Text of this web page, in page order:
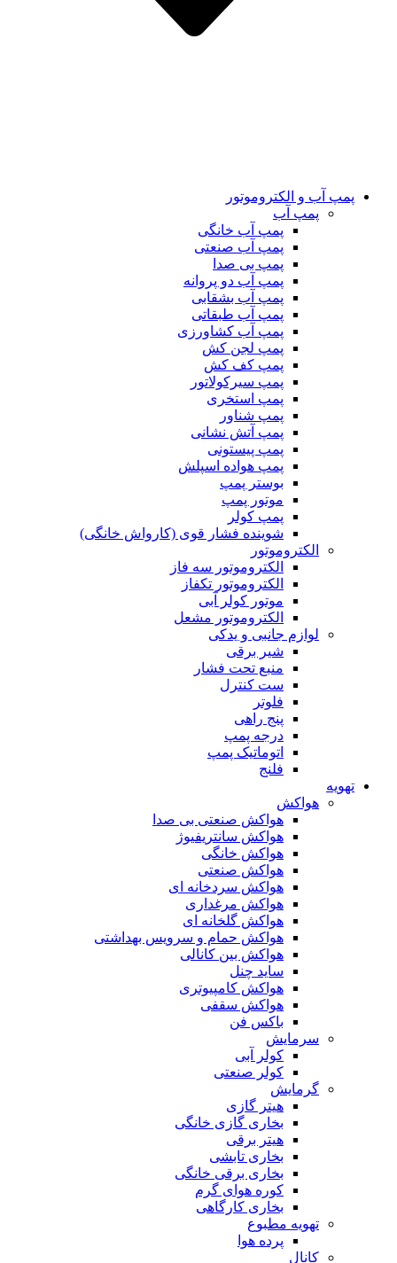
پمپ آب و الکتروموتور
پمپ آب
پمپ آب خانگی
پمپ آب صنعتی
پمپ بی صدا
پمپ آب دو پروانه
پمپ آب بشقابی
پمپ آب طبقاتی
پمپ آب کشاورزی
پمپ لجن کش
پمپ کف کش
پمپ سیرکولاتور
پمپ استخری
پمپ شناور
پمپ آتش نشانی
پمپ پیستونی
پمپ هواده اسپلش
بوستر پمپ
موتور پمپ
پمپ کولر
شوینده فشار قوی (کارواش خانگی)
الکتروموتور
الکتروموتور سه فاز
الکتروموتور تکفاز
موتور کولر آبی
الکتروموتور مشعل
لوازم جانبی و یدکی
شیر برقی
منبع تحت فشار
ست کنترل
فلوتر
پنج راهی
درجه پمپ
اتوماتیک پمپ
فلنج
تهویه
هواکش
هواکش صنعتی بی صدا
هواکش سانتریفیوژ
هواکش خانگی
هواکش صنعتی
هواکش سردخانه ای
هواکش مرغداری
هواکش گلخانه ای
هواکش حمام و سرویس بهداشتی
هواکش بین کانالی
ساید چنل
هواکش کامپیوتری
هواکش سقفی
باکس فن
سرمایش
کولر آبی
کولر صنعتی
گرمایش
هیتر گازی
بخاری گازی خانگی
هیتر برقی
بخاری تابشی
بخاری برقی خانگی
کوره هوای گرم
بخاری کارگاهی
تهویه مطبوع
پرده هوا
کانال